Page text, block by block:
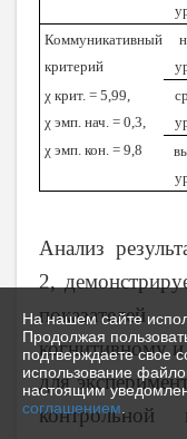
На нашем сайте
Продолжая
подтверждаете свое
использование
настоящим
соглашением
Коммуникативный
критерий
χ крит. = 5,99,
χ эмп. нач. = 0,3,
χ эмп. кон. = 9,8
Анализ
2,
когнитивному
для